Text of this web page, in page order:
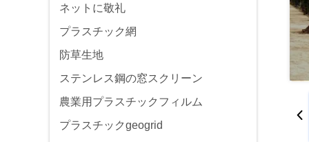
ネットに敬礼
プラスチック網
防草生地
ステンレス鋼の窓スクリーン
農業用プラスチックフィルム
プラスチックgeogrid